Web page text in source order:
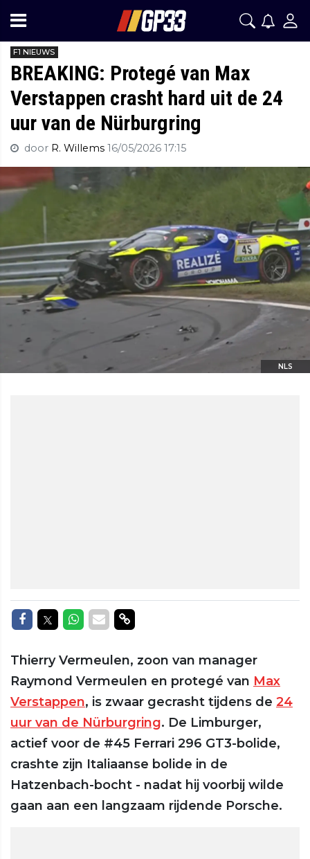
F1 NIEUWS
BREAKING: Protegé van Max
Verstappen crasht hard uit de 24
uur van de Nürburgring
door R. Willems 16/05/2026 17:15
NLS
Delen op Facebook
Delen op Twitter
Delen op Whatsapp
Delen via Mail
Delen via link
Thierry Vermeulen, zoon van manager
Raymond Vermeulen en protegé van Max
Verstappen, is zwaar gecrasht tijdens de 24
uur van de Nürburgring. De Limburger,
actief voor de #45 Ferrari 296 GT3-bolide,
crashte zijn Italiaanse bolide in de
Hatzenbach-bocht - nadat hij voorbij wilde
gaan aan een langzaam rijdende Porsche.